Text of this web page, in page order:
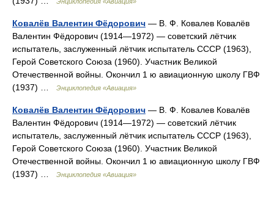
Ковалёв Валентин Фёдорович — В. Ф. Ковалев Ковалёв
Валентин Фёдорович (1914—1972) — советский лётчик
испытатель, заслуженный лётчик испытатель СССР (1963),
Герой Советского Союза (1960). Участник Великой
Отечественной войны. Окончил 1 ю авиационную школу ГВФ
(1937) …
Энциклопедия «Авиация»
Ковалёв Валентин Фёдорович — В. Ф. Ковалев Ковалёв
Валентин Фёдорович (1914—1972) — советский лётчик
испытатель, заслуженный лётчик испытатель СССР (1963),
Герой Советского Союза (1960). Участник Великой
Отечественной войны. Окончил 1 ю авиационную школу ГВФ
(1937) …
Энциклопедия «Авиация»